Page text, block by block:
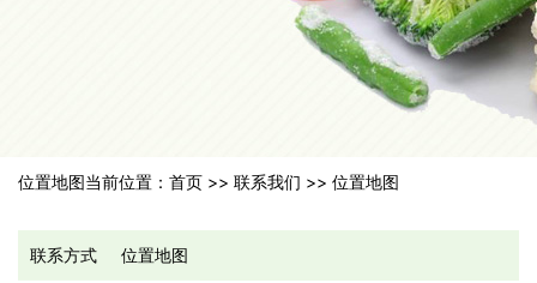
位置地图当前位置： 首页 >> 联系我们 >> 位置地图
联系方式 位置地图